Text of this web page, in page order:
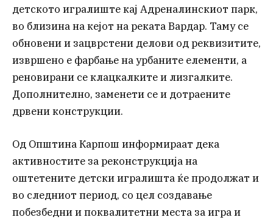
детското игралиште кај Адреналинскиот парк,
во близина на кејот на реката Вардар. Таму се
обновени и зацврстени делови од реквизитите,
извршено е фарбање на урбаните елементи, а
реновирани се клацкалките и лизгалките.
Дополнително, заменети се и дотраените
дрвени конструкции.
Од Општина Карпош информираат дека
активностите за реконструкција на
оштетените детски игралишта ќе продолжат и
во следниот период, со цел создавање
побезбедни и поквалитетни места за игра и